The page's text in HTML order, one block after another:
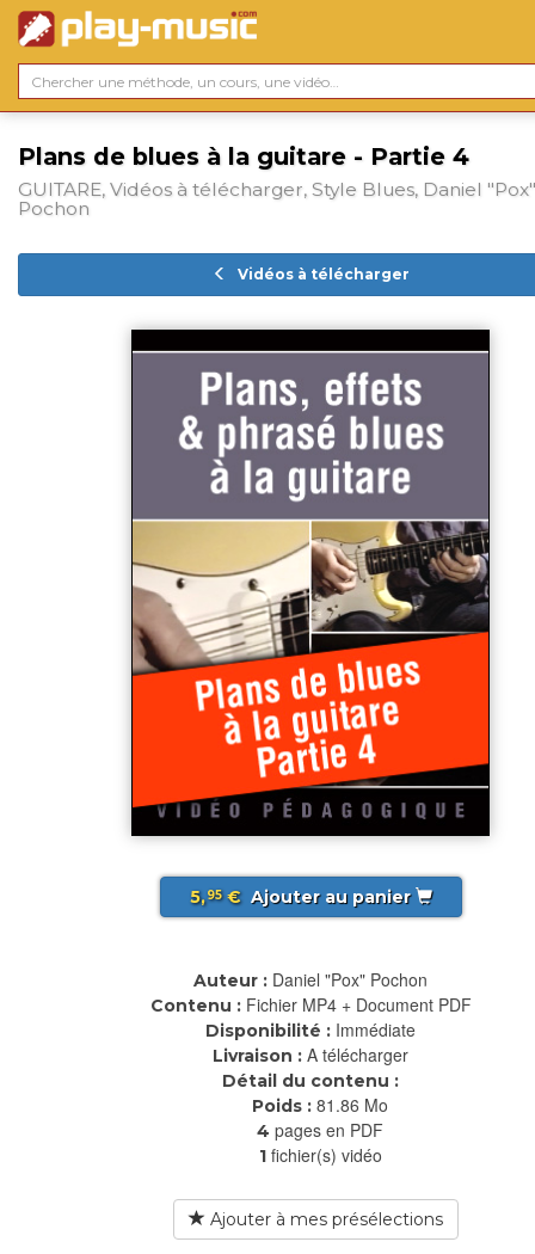
Plans de blues à la guitare - Partie 4
GUITARE, Vidéos à télécharger, Style Blues, Daniel "Pox"
Pochon
Vidéos à télécharger
5,95€ Ajouter au panier
Auteur : Daniel "Pox" Pochon
Contenu : Fichier MP4 + Document PDF
Disponibilité : Immédiate
Livraison : A télécharger
Détail du contenu :
Poids : 81.86 Mo
4 pages en PDF
1 fichier(s) vidéo
Ajouter à mes présélections